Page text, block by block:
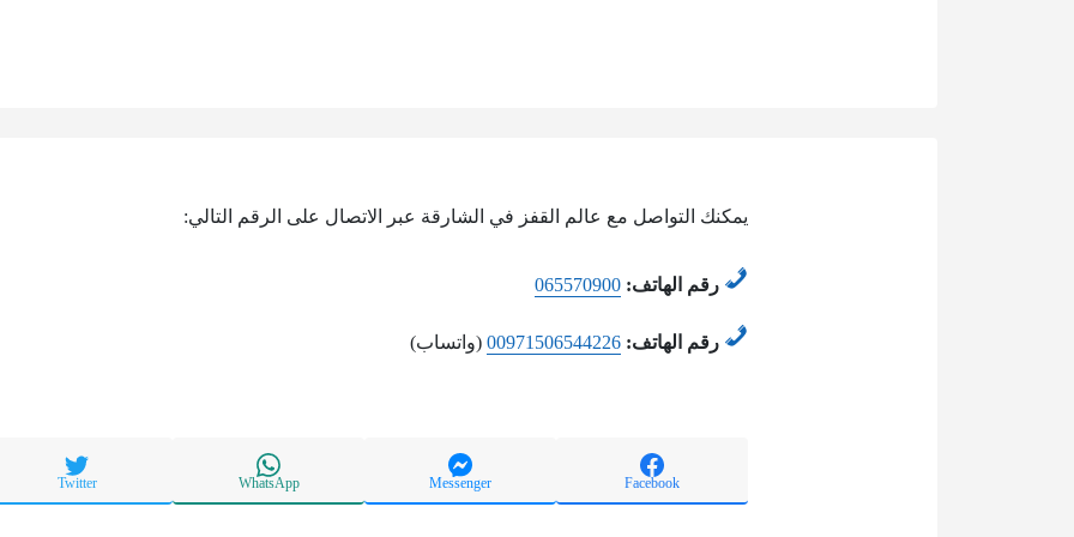
يمكنك التواصل مع عالم القفز في الشارقة عبر الاتصال على الرقم التالي:
رقم الهاتف: 065570900
رقم الهاتف: 00971506544226 (واتساب)
Facebook
Messenger
WhatsApp
Twitter